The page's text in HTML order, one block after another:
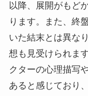
以降、展開がもど
ります。また、終
いた結末とは異な
想も見受けられま
クターの心理描写
あると感じており